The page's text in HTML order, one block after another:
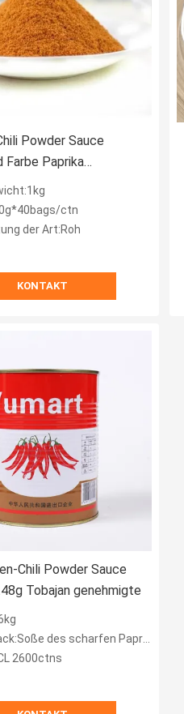
Powder Sauce
Farbe Paprika
Cooking 1kg
ctn
der Art:Roh
KONTAKT
Chili Powder Sauce
Tobajan genehmigte
des scharfen Paprikas
2600ctns